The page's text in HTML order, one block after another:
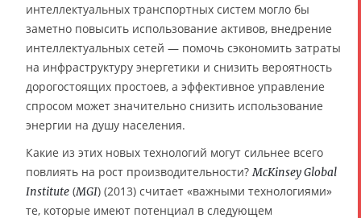
интеллектуальных транспортных систем могло бы
заметно повысить использование активов, внедрение
интеллектуальных сетей — помочь сэкономить затраты
на инфраструктуру энергетики и снизить вероятность
дорогостоящих простоев, а эффективное управление
спросом может значительно снизить использование
энергии на душу населения.
Какие из этих новых технологий могут сильнее всего
повлиять на рост производительности?McKinsey Global
Institute (MGI) (2013) считает «важными технологиями»
те, которые имеют потенциал в следующем